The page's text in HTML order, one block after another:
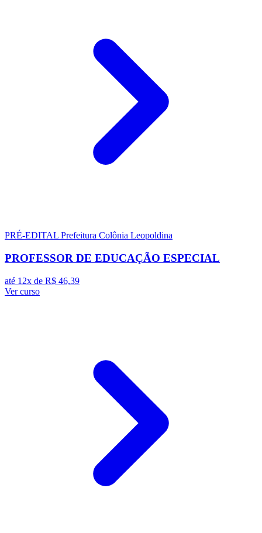
PRÉ-EDITAL Prefeitura Colônia Leopoldina
PROFESSOR DE EDUCAÇÃO ESPECIAL
até 12x de R$ 46,39
Ver curso